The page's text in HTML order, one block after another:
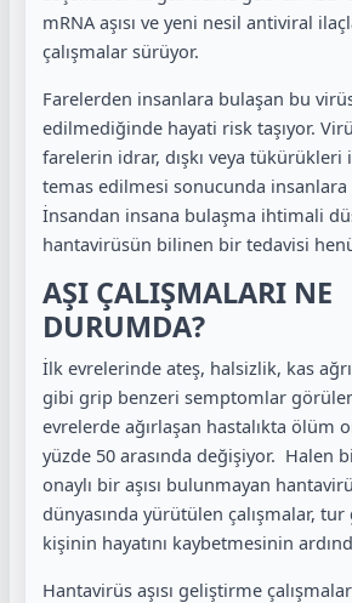
mRNA aşısı ve yeni nesil antiviral
çalışmalar sürüyor.
Farelerden insanlara bulaşan bu
edilmediğinde hayati risk taşıyor.
farelerin idrar, dışkı veya
temas edilmesi sonucunda insanlara
İnsandan insana bulaşma ihtimali
hantavirüsün bilinen bir tedavisi
AŞI ÇALIŞMALARI NE
DURUMDA?
İlk evrelerinde ateş, halsizlik, kas
gibi grip benzeri semptomlar
evrelerde ağırlaşan hastalıkta ölüm
yüzde 50 arasında değişiyor. Halen
onaylı bir aşısı bulunmayan
dünyasında yürütülen çalışmalar,
kişinin hayatını kaybetmesinin
Hantavirüs aşısı geliştirme